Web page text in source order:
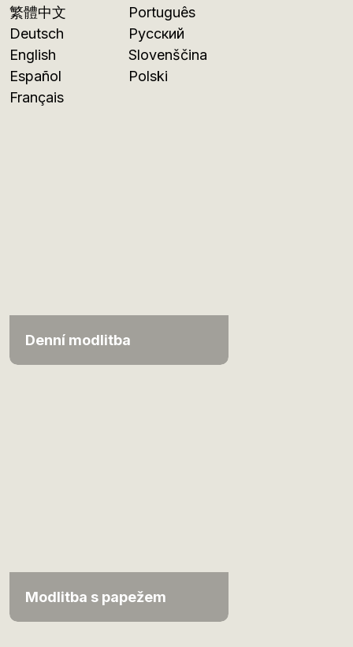
繁體中文
Deutsch
English
Español
Français
Português
Русский
Slovenščina
Polski
Denní modlitba
Modlitba s papežem